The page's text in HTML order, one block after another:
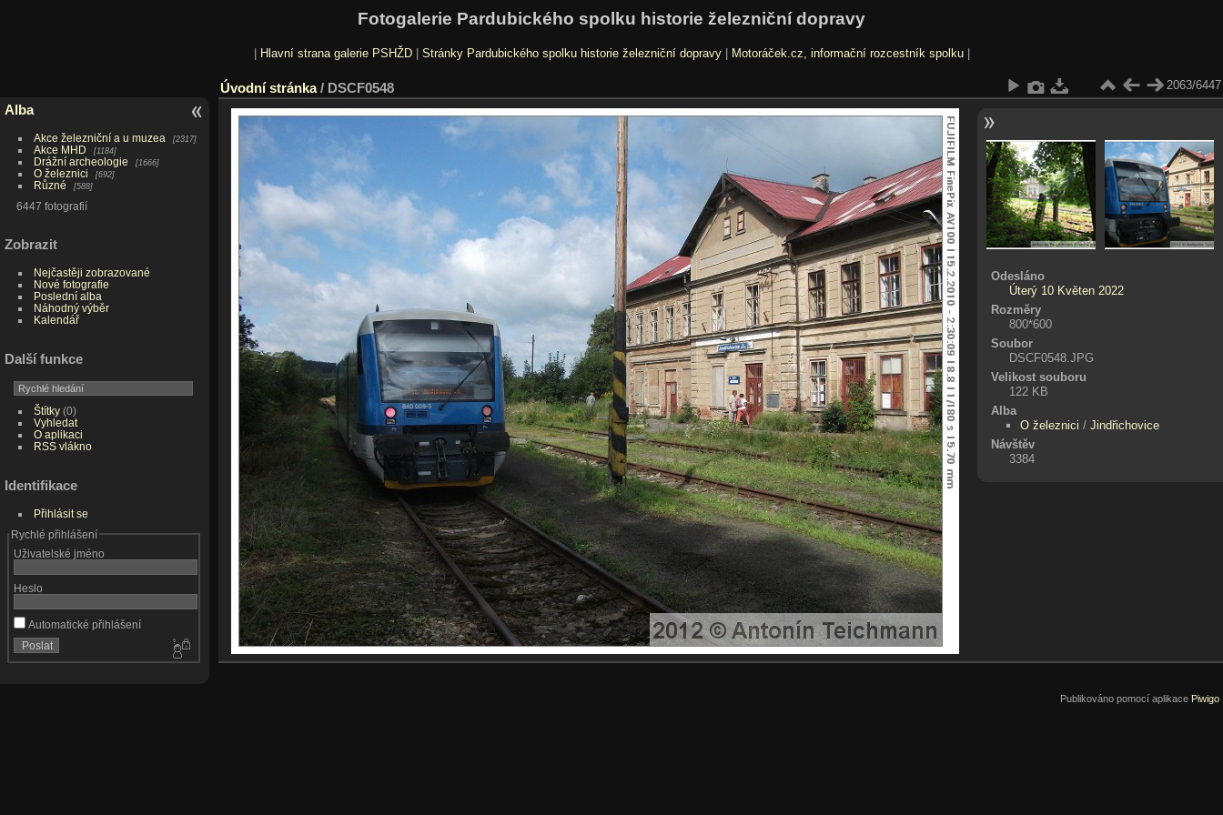
Fotogalerie Pardubického spolku historie železniční dopravy
Hlavní strana galerie PSHŽD| Stránky Pardubického spolku historie železniční dopravy| Motoráček.cz, informační rozcestník spolku|
Alba
Akce železniční a u muzea 2317
Akce MHD 1184
Drážní archeologie 1666
O železnici 692
Různé 588
6447 fotografií
Zobrazit
Nejčastěji zobrazované
Nové fotografie
Poslední alba
Náhodný výběr
Kalendář
Další funkce
Štítky(0)
Vyhledat
O aplikaci
RSS vlákno
Identifikace
Přihlásit se
Rychlé přihlášení
Uživatelské jméno
Heslo
Automatické přihlášení
Úvodní stránka/ DSCF0548 2063/6447
Odesláno
Úterý 10 Květen 2022
Rozměry
800*600
Soubor
DSCF0548.JPG
Velikost souboru
122 KB
Alba
O železnici /Jindřichovice
Návštěv
3384
Publikováno pomocí aplikace Piwigo